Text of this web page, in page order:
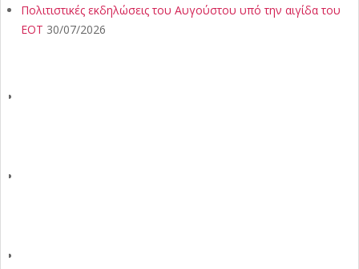
Πολιτιστικές εκδηλώσεις του Αυγούστου υπό την αιγίδα του
ΕΟΤ 30/07/2026